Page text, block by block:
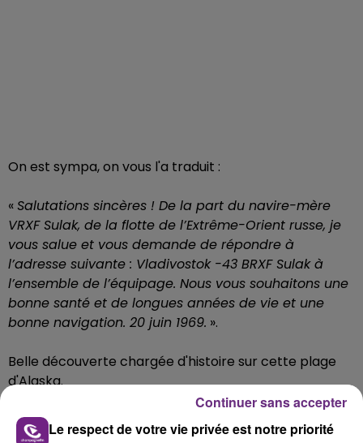
On est sympa, on vous l'a traduit :
«Salutations sincères ! De la part du navire-mère
VRXF Sulak, de la flotte de l’Extrême-Orient russe, je
vous salue et vous demande de répondre à
l’adresse suivante : Vladivostok -43 BRXF Sulak à
l’ensemble de l’équipage. Nous vous souhaitons une
bonne santé et de longues années de vie et une
bonne navigation. 20 juin 1969. ».
Belle découverte chargée d'histoire sur cette plage
d'Alaska.
FIL D'ACTUS
Le respect de votre vie privée est notre priorité
Continuer sans accepter